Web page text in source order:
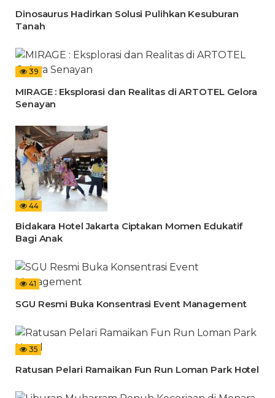
Dinosaurus Hadirkan Solusi Pulihkan Kesuburan
Tanah
39
MIRAGE : Eksplorasi dan Realitas di ARTOTEL Gelora
Senayan
44
Bidakara Hotel Jakarta Ciptakan Momen Edukatif
Bagi Anak
41
SGU Resmi Buka Konsentrasi Event Management
35
Ratusan Pelari Ramaikan Fun Run Loman Park Hotel